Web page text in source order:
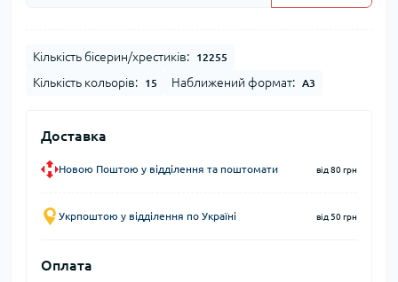
Кількість бісерин/хрестиків: 12255
Кількість кольорів: 15 Наближений формат: А3
Доставка
Новою Поштою у відділення та поштомати від 80 грн
Укрпоштою у відділення по Україні від 50 грн
Оплата